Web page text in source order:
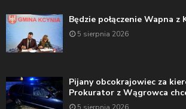
Będzie połączenie Wapna z
5 sierpnia 2026
Pijany obcokrajowiec za
Prokurator z Wągrowca
5 sierpnia 2026